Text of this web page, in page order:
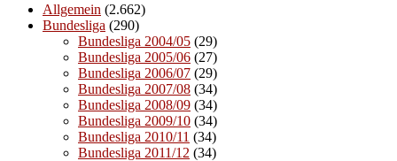
Allgemein (2.662)
Bundesliga (290)
Bundesliga 2004/05 (29)
Bundesliga 2005/06 (27)
Bundesliga 2006/07 (29)
Bundesliga 2007/08 (34)
Bundesliga 2008/09 (34)
Bundesliga 2009/10 (34)
Bundesliga 2010/11 (34)
Bundesliga 2011/12 (34)